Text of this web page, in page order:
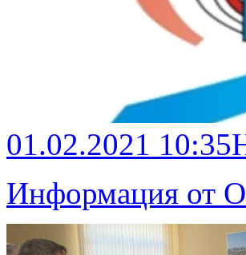
01.02.2021 10:35
Информация от